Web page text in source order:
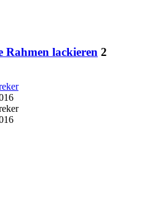
Rahmen lackieren 2